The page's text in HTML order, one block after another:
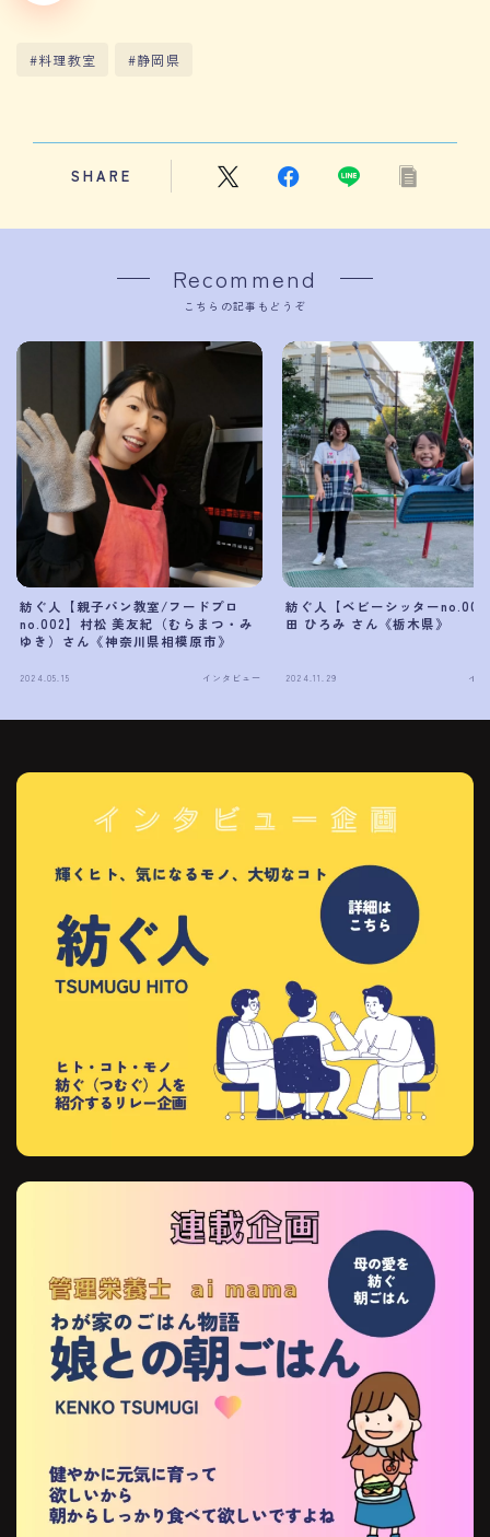
#料理教室 #静岡県
SHARE
Recommend
こちらの記事もどうぞ
紡ぐ人【親子パン教室/フードプロ
no.002】村松 美友紀（むらまつ・み
ゆき）さん《神奈川県相模原市》
2024.05.15 インタビュー
紡ぐ人【ベビーシッター
田 ひろみ さん《栃木県》
2024.11.29 イ